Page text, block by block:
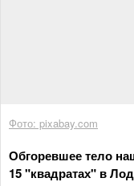
Фото: pixabay.com
Обгоревшее тело
15 "квадратах" в